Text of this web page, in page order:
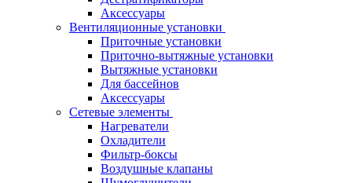
Аксессуары
Вентиляционные установки
Приточные установки
Приточно-вытяжные установки
Вытяжные установки
Для бассейнов
Аксессуары
Сетевые элементы
Нагреватели
Охладители
Фильтр-боксы
Воздушные клапаны